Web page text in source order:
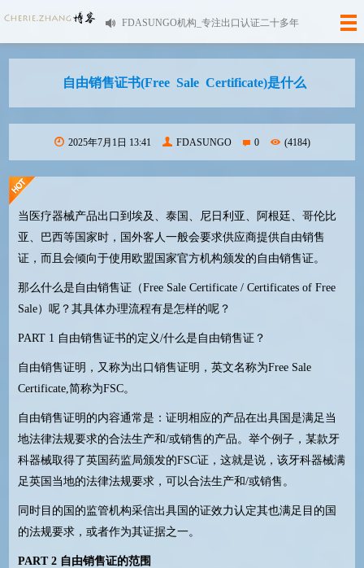
FDASUNGO机构_专注出口认证二十多年
自由销售证书(Free Sale Certificate)是什么
2025年7月1日 13:41 FDASUNGO 0 (4184)
当医疗器械产品出口到埃及、泰国、尼日利亚、阿根廷、哥伦比
亚、巴西等国家时，国外客人一般会要求供应商提供自由销售
证，而且会倾向于使用欧盟国家官方机构颁发的自由销售证。
那么什么是自由销售证（Free Sale Certificate / Certificates of Free
Sale）呢？其具体办理流程有是怎样的呢？
PART 1 自由销售证书的定义/什么是自由销售证？
自由销售证明，又称为出口销售证明，英文名称为Free Sale
Certificate,简称为FSC。
自由销售证明的内容通常是：证明相应的产品在出具国是满足当
地法律法规要求的合法生产和/或销售的产品。举个例子，某款牙
科器械取得了英国药监局颁发的FSC证，这就是说，该牙科器械满
足英国当地的法律法规要求，可以合法生产和/或销售。
同时目的国的监管机构采信出具国的证效力认定其也满足目的国
的法规要求，或者作为其证据之一。
PART 2 自由销售证的范围